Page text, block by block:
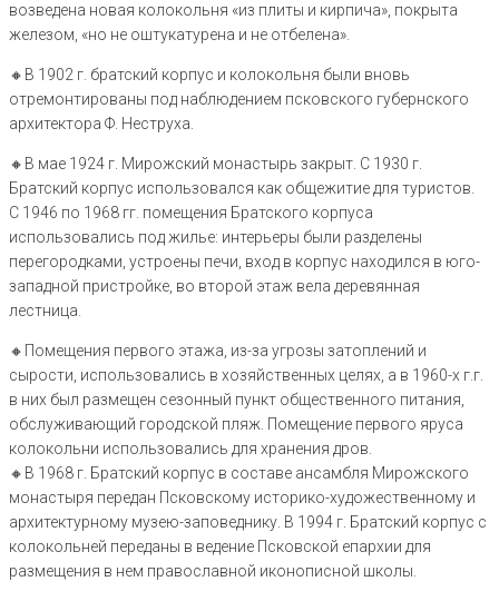
возведена новая колокольня «из плиты и кирпича», покрыта
железом, «но не оштукатурена и не отбелена».
🔸В 1902 г. братский корпус и колокольня были вновь
отремонтированы под наблюдением псковского губернского
архитектора Ф. Неструха.
🔸В мае 1924 г. Мирожский монастырь закрыт. С 1930 г.
Братский корпус использовался как общежитие для туристов.
С 1946 по 1968 гг. помещения Братского корпуса
использовались под жилье: интерьеры были разделены
перегородками, устроены печи, вход в корпус находился в юго-
западной пристройке, во второй этаж вела деревянная
лестница.
🔸Помещения первого этажа, из-за угрозы затоплений и
сырости, использовались в хозяйственных целях, а в 1960-х г.г.
в них был размещен сезонный пункт общественного питания,
обслуживающий городской пляж. Помещение первого яруса
колокольни использовались для хранения дров.
🔸В 1968 г. Братский корпус в составе ансамбля Мирожского
монастыря передан Псковскому историко-художественному и
архитектурному музею-заповеднику. В 1994 г. Братский корпус с
колокольней переданы в ведение Псковской епархии для
размещения в нем православной иконописной школы.